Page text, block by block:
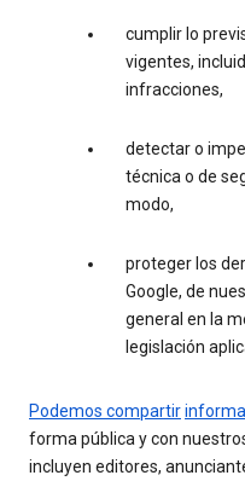
cumplir lo
vigentes,
infracciones,
detectar o
técnica o de
modo,
proteger los
Google, de
general en la
legislación
Podemos compartir
forma pública y con
incluyen editores,